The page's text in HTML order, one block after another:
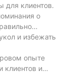
для клиентов.
о
и избежать
опыте
клиентов и